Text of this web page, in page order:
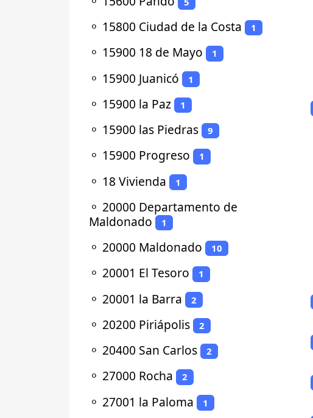
⚬ 15800 Ciudad de la Costa 1
⚬ 15900 18 de Mayo 1
⚬ 15900 Juanicó 1
⚬ 15900 la Paz 1
⚬ 15900 las Piedras 9
⚬ 15900 Progreso 1
⚬ 18 Vivienda 1
⚬ 20000 Departamento de
Maldonado
1
⚬ 20000 Maldonado 10
⚬ 20001 El Tesoro 1
⚬ 20001 la Barra 2
⚬ 20200 Piriápolis 2
⚬ 20400 San Carlos 2
⚬ 27000 Rocha 2
⚬ 27001 la Paloma 1